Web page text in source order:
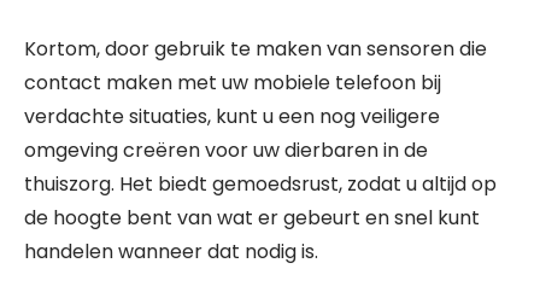
Kortom, door gebruik te maken van sensoren die
contact maken met uw mobiele telefoon bij
verdachte situaties, kunt u een nog veiligere
omgeving creëren voor uw dierbaren in de
thuiszorg. Het biedt gemoedsrust, zodat u altijd op
de hoogte bent van wat er gebeurt en snel kunt
handelen wanneer dat nodig is.